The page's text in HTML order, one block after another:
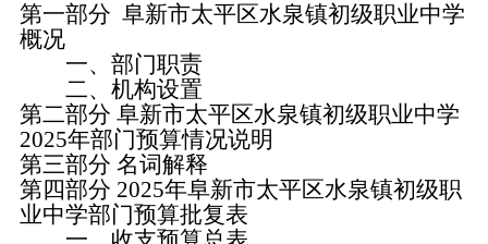
第一部分 阜新市太平区水泉镇初级职业中学
概况
一、部门职责
二、机构设置
第二部分 阜新市太平区水泉镇初级职业中学
2025年部门预算情况说明
第三部分 名词解释
第四部分 2025年阜新市太平区水泉镇初级职
业中学部门预算批复表